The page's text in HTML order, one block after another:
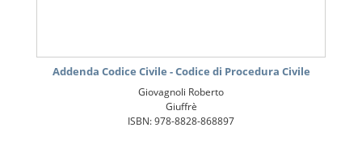
Addenda Codice Civile - Codice di Procedura Civile
Giovagnoli Roberto
Giuffrè
ISBN: 978-8828-868897